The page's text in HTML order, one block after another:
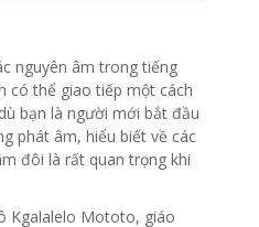
nguyên âm trong tiếng
có thể giao tiếp một cách
bạn là người mới bắt đầu
phát âm, hiểu biết về các
đôi là rất quan trọng khi
Kgalalelo Mototo, giáo